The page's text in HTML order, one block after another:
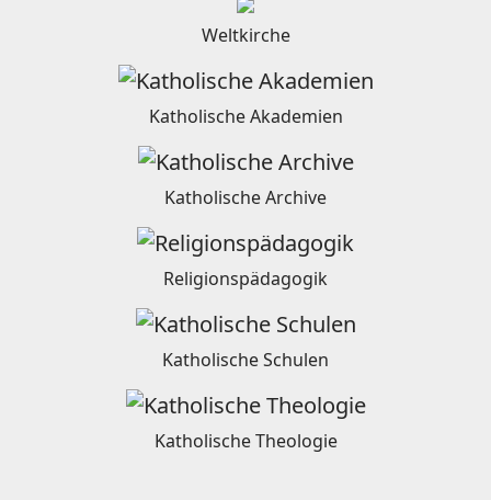
Weltkirche
Katholische Akademien
Katholische Archive
Religionspädagogik
Katholische Schulen
Katholische Theologie